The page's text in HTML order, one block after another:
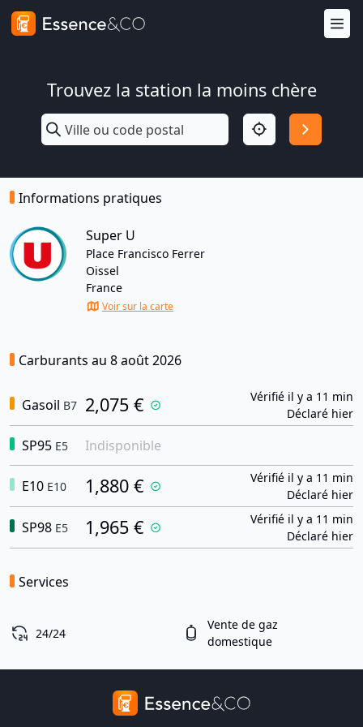
Trouvez la station la moins chère
Informations pratiques
Super U
Place Francisco Ferrer
Oissel
France
Voir sur la carte
Carburants au 8 août 2026
Gasoil B7 2,075 €
Vérifié il y a 11 min
Déclaré hier
SP95 E5 Indisponible
E10 E10 1,880 €
Vérifié il y a 11 min
Déclaré hier
SP98 E5 1,965 €
Vérifié il y a 11 min
Déclaré hier
Services
24/24
Vente de gaz
domestique